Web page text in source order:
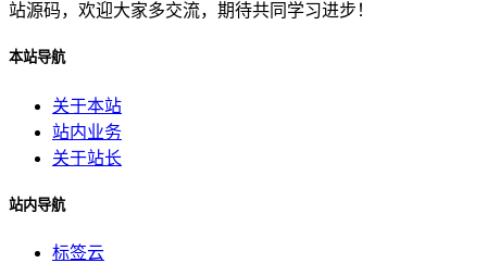
站源码，欢迎大家多交流，期待共同学习进步！
本站导航
关于本站
站内业务
关于站长
站内导航
标签云